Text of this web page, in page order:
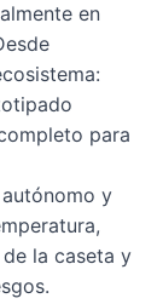
en
para
y
la caseta y